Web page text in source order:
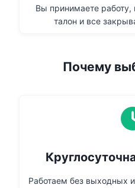
Вы принимаете работу,
талон и все
Почему
Работаем без выходных